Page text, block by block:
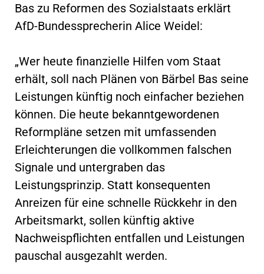
Bas zu Reformen des Sozialstaats erklärt
AfD-Bundessprecherin Alice Weidel:
„Wer heute finanzielle Hilfen vom Staat
erhält, soll nach Plänen von Bärbel Bas seine
Leistungen künftig noch einfacher beziehen
können. Die heute bekanntgewordenen
Reformpläne setzen mit umfassenden
Erleichterungen die vollkommen falschen
Signale und untergraben das
Leistungsprinzip. Statt konsequenten
Anreizen für eine schnelle Rückkehr in den
Arbeitsmarkt, sollen künftig aktive
Nachweispflichten entfallen und Leistungen
pauschal ausgezahlt werden.